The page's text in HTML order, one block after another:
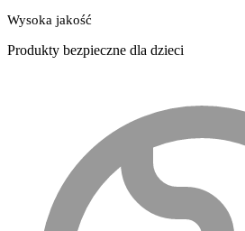
Wysoka jakość
Produkty bezpieczne dla dzieci